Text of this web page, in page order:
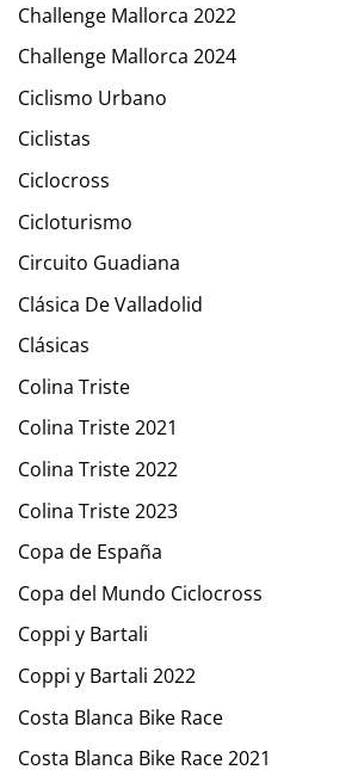
Challenge Mallorca 2022
Challenge Mallorca 2024
Ciclismo Urbano
Ciclistas
Ciclocross
Cicloturismo
Circuito Guadiana
Clásica De Valladolid
Clásicas
Colina Triste
Colina Triste 2021
Colina Triste 2022
Colina Triste 2023
Copa de España
Copa del Mundo Ciclocross
Coppi y Bartali
Coppi y Bartali 2022
Costa Blanca Bike Race
Costa Blanca Bike Race 2021